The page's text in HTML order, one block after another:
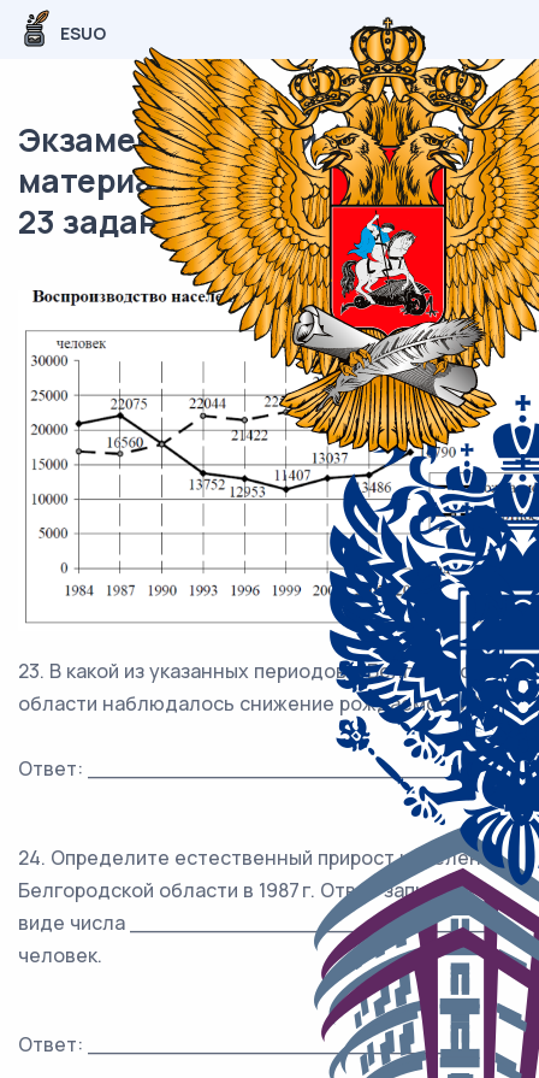
ESUO
Экзаменационный (типовой)
материал ОГЭ / География / 22-
23 задание / 66
23. В какой из указанных периодов в Белгородской
области наблюдалось снижение рождаемости?
Ответ: ___________________________ г.
24. Определите естественный прирост населения
Белгородской области в 1987 г. Ответ запишите в
виде числа ___________________________
человек.
Ответ: ___________________________